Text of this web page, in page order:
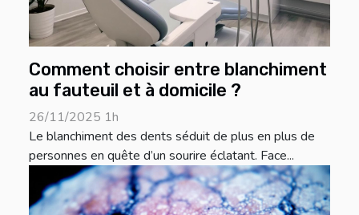
Comment choisir entre blanchiment
au fauteuil et à domicile ?
26/11/2025 1h
Le blanchiment des dents séduit de plus en plus de
personnes en quête d’un sourire éclatant. Face...